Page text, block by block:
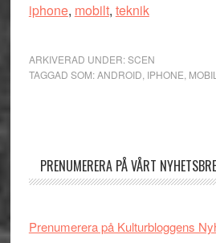
iphone, mobilt, teknik
ARKIVERAD UNDER:SCEN
TAGGAD SOM:ANDROID IPHONE
PRENUMERERA PÅ VÅRT
Prenumerera på Kulturbloggens